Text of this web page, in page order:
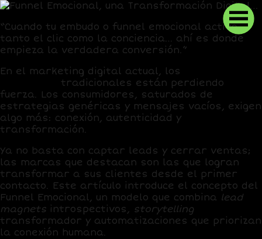
“Cuando tu embudo o funnel emocional activa
tanto el clic como la conciencia… ahí es donde
empieza la verdadera conversión.”
En el marketing digital actual, los
tradicionales están perdiendo
fuerza. Los consumidores, saturados de
estrategias genéricas y mensajes vacíos, exigen
algo más: conexión, autenticidad y
transformación.
Ya no basta con captar leads y cerrar ventas;
las marcas que destacan son las que logran
transformar a sus clientes desde el primer
contacto. Este artículo introduce el concepto del
Funnel Emocional, un modelo que combina lead
magnets introspectivos, storytelling
transformador y automatizaciones que priorizan
la conexión humana.